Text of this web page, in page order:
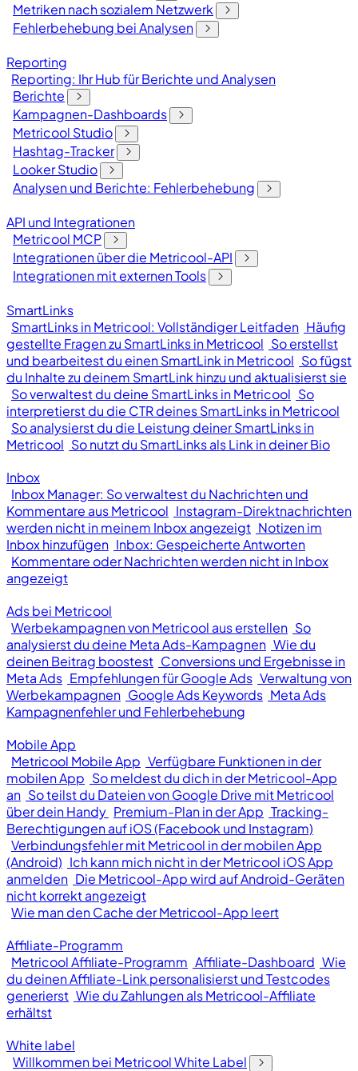
Metriken nach sozialem Netzwerk
Fehlerbehebung bei Analysen
Reporting
Reporting: Ihr Hub für Berichte und Analysen
Berichte
Kampagnen-Dashboards
Metricool Studio
Hashtag-Tracker
Looker Studio
Analysen und Berichte: Fehlerbehebung
API und Integrationen
Metricool MCP
Integrationen über die Metricool-API
Integrationen mit externen Tools
SmartLinks
SmartLinks in Metricool: Vollständiger Leitfaden Häufig
gestellte Fragen zu SmartLinks in Metricool So erstellst
und bearbeitest du einen SmartLink in Metricool So fügst
du Inhalte zu deinem SmartLink hinzu und aktualisierst sie
So verwaltest du deine SmartLinks in Metricool So
interpretierst du die CTR deines SmartLinks in Metricool
So analysierst du die Leistung deiner SmartLinks in
Metricool So nutzt du SmartLinks als Link in deiner Bio
Inbox
Inbox Manager: So verwaltest du Nachrichten und
Kommentare aus Metricool Instagram-Direktnachrichten
werden nicht in meinem Inbox angezeigt Notizen im
Inbox hinzufügen Inbox: Gespeicherte Antworten
Kommentare oder Nachrichten werden nicht in Inbox
angezeigt
Ads bei Metricool
Werbekampagnen von Metricool aus erstellen So
analysierst du deine Meta Ads-Kampagnen Wie du
deinen Beitrag boostest Conversions und Ergebnisse in
Meta Ads Empfehlungen für Google Ads Verwaltung von
Werbekampagnen Google Ads Keywords Meta Ads
Kampagnenfehler und Fehlerbehebung
Mobile App
Metricool Mobile App Verfügbare Funktionen in der
mobilen App So meldest du dich in der Metricool-App
an So teilst du Dateien von Google Drive mit Metricool
über dein Handy Premium-Plan in der App Tracking-
Berechtigungen auf iOS (Facebook und Instagram)
Verbindungsfehler mit Metricool in der mobilen App
(Android) Ich kann mich nicht in der Metricool iOS App
anmelden Die Metricool-App wird auf Android-Geräten
nicht korrekt angezeigt
Wie man den Cache der Metricool-App leert
Affiliate-Programm
Metricool Affiliate-Programm Affiliate-Dashboard Wie
du deinen Affiliate-Link personalisierst und Testcodes
generierst Wie du Zahlungen als Metricool-Affiliate
erhältst
White label
Willkommen bei Metricool White Label